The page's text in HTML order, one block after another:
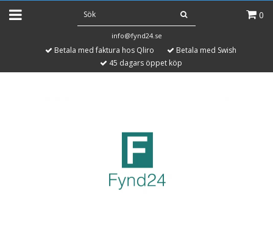
0
info@fynd24.se
Betala med faktura hos Qliro
Betala med Swish
45 dagars öppet köp